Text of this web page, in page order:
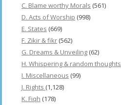
C. Blame worthy Morals (561)
D. Acts of Worship (998)
E. States (669)
F. Zikir & fikr (562)
G. Dreams & Unveiling (62)
H. Whispering & random thoughts
I. Miscellaneous (99)
J. Rights (1,128)
K. Fiqh (178)